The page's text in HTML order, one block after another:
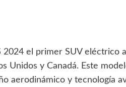
2024 el primer SUV eléctrico
Unidos y Canadá. Este
aerodinámico y tecnología